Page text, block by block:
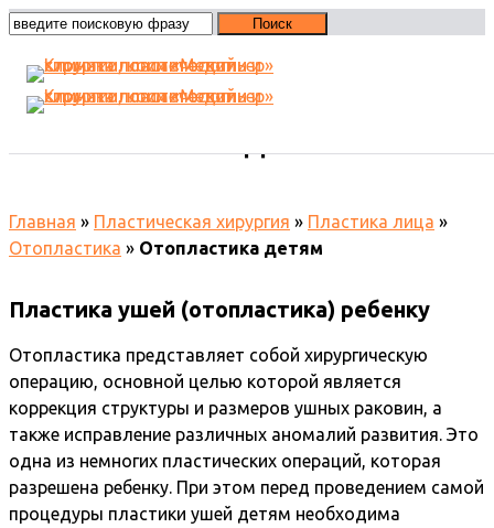
Главная » Пластическая хирургия » Пластика лица »
Отопластика » Отопластика детям
Пластика ушей (отопластика) ребенку
Отопластика представляет собой хирургическую
операцию, основной целью которой является
коррекция структуры и размеров ушных раковин, а
также исправление различных аномалий развития. Это
одна из немногих пластических операций, которая
разрешена ребенку. При этом перед проведением самой
процедуры пластики ушей детям необходима